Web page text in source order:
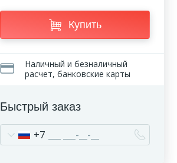
Купить
Наличный и безналичный
расчет, банковские карты
Быстрый заказ
+7